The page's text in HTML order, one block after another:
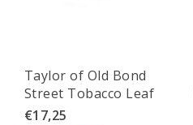
Taylor of Old Bond
Street Tobacco Leaf
scheercrème
€17,25